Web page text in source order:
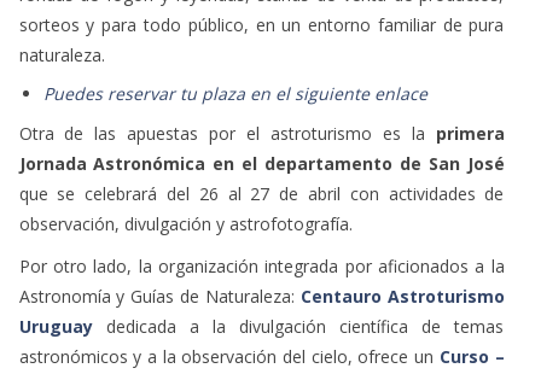
Astronomía y Guías de Naturaleza:Centauro Astroturismo
Uruguaydedicada a la divulgación científica de temas
Taller sobre la Introducción al Astroturismo.
El astroturismo en Uruguay y en la región se consolida como
una propuesta innovadora y creciente ofreciendo un recurso
para resguardar el cielo nocturno y valorar cada destino.
Noticias Relacionadas
Abierta la convocatoria para ser sede del 2ª Cumbre Mundial
de Astroturismo
Turismodeestrellas imparte una conferencia sobre
Astroturismo para Uruguay